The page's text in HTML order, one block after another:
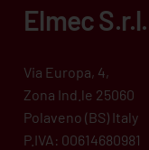
Elmec S.r.l.
Via Europa, 4,
Zona Ind.le 25060
Polaveno (BS) Italy
P.IVA: 00614680981